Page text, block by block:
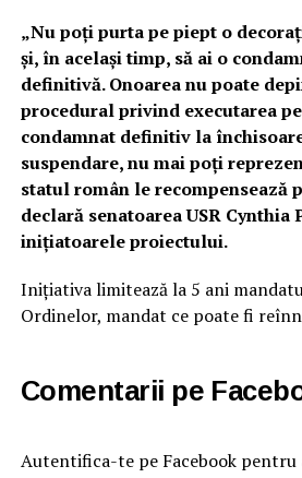
„Nu poți purta pe piept o
și, în același timp, să ai o
definitivă. Onoarea nu poate
procedural privind executarea
condamnat definitiv la
suspendare, nu mai poți
statul român le recompensează
declară senatoarea USR Cynthia
inițiatoarele proiectului.
Inițiativa limitează la 5 ani
Ordinelor, mandat ce poate fi
Comentarii pe
Autentifica-te pe Facebook pentru